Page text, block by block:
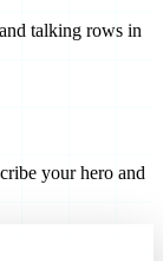
talking rows in
your hero and